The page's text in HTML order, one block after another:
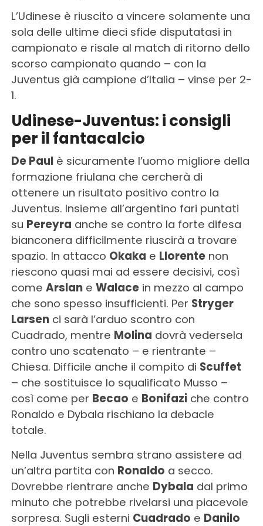
L’Udinese è riuscito a vincere solamente una
sola delle ultime dieci sfide disputatasi in
campionato e risale al match di ritorno dello
scorso campionato quando – con la
Juventus già campione d’Italia – vinse per 2-
1.
Udinese-Juventus: i consigli
per il fantacalcio
De Paulè sicuramente l’uomo migliore della
formazione friulana che cercherà di
ottenere un risultato positivo contro la
Juventus. Insieme all’argentino fari puntati
su Pereyra anche se contro la forte difesa
bianconera difficilmente riuscirà a trovare
spazio. In attacco Okaka e Llorentenon
riescono quasi mai ad essere decisivi, così
come Arslane Walacein mezzo al campo
che sono spesso insufficienti. Per Stryger
Larsenci sarà l’arduo scontro con
Cuadrado, mentre Molina dovrà vedersela
contro uno scatenato – e rientrante –
Chiesa. Difficile anche il compito di Scuffet
– che sostituisce lo squalificato Musso –
così come per Becao e Bonifaziche contro
Ronaldo e Dybala rischiano la debacle
totale.
Nella Juventus sembra strano assistere ad
un’altra partita con Ronaldo a secco.
Dovrebbe rientrare anche Dybala dal primo
minuto che potrebbe rivelarsi una piacevole
sorpresa. Sugli esterni Cuadrado e Danilo